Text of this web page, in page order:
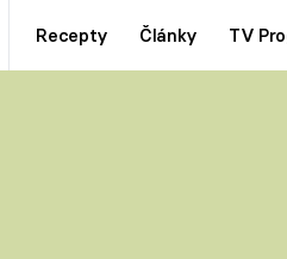
Recepty Články TV